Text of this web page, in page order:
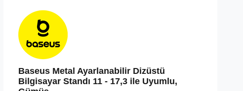
Baseus Metal Ayarlanabilir Dizüstü
Bilgisayar Standı 11 - 17,3 ile Uyumlu,